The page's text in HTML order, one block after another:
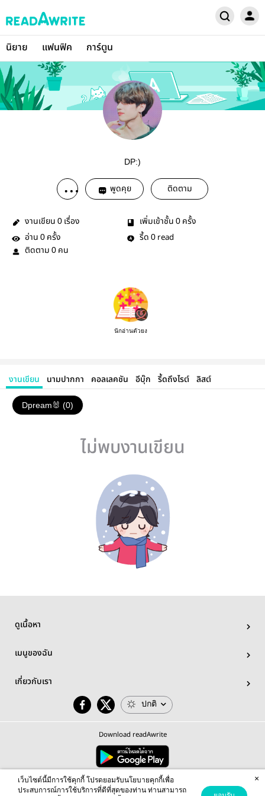
นิยาย แฟนฟิค การ์ตูน
DP:)
พูดคุย ติดตาม
งานเขียน 0 เรื่อง เพิ่มเข้าชั้น 0 ครั้ง
อ่าน 0 ครั้ง รี้ด 0 read
ติดตาม 0 คน
นักอ่านตัวยง
งานเขียน นามปากกา คอลเลคชัน อีบุ๊ก รี้ดถึงไรต์ ลิสต์
Dpream🐰 (0)
ไม่พบงานเขียน
ดูเนื้อหา
เมนูของฉัน
เกี่ยวกับเรา
ปกติ
Download readAwrite
© 2026 readAwrite.com by MEB Corporation Public Company Limited
This site is protected by reCAPTCHA and the Google Privacy Policy Terms of Serviceapply.
เว็บไซต์นี้มีการใช้คุกกี้ โปรดยอมรับนโยบายคุกกี้เพื่อ
ประสบการณ์การใช้บริการที่ดีที่สุดของท่าน ท่านสามารถ
×